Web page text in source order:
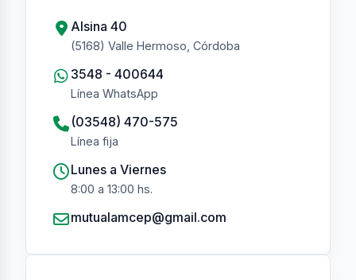
Alsina 40
(5168) Valle Hermoso, Córdoba
3548 - 400644
Línea WhatsApp
(03548) 470-575
Línea fija
Lunes a Viernes
8:00 a 13:00 hs.
mutualamcep@gmail.com
Asistente AMCeP
En línea